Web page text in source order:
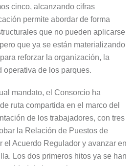
cinco, alcanzando cifras
permite abordar de forma
que no pueden aplicarse
que ya se están materializando
reforzar la organización, la
operativa de los parques.
mandato, el Consorcio ha
ruta compartida en el marco del
de los trabajadores, con tres
la Relación de Puestos de
el Acuerdo Regulador y avanzar en
Los dos primeros hitos ya se han